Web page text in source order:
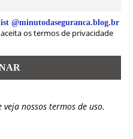
@minutodaseguranca.blog.br
os termos de privacidade
veja nossos termos de uso.